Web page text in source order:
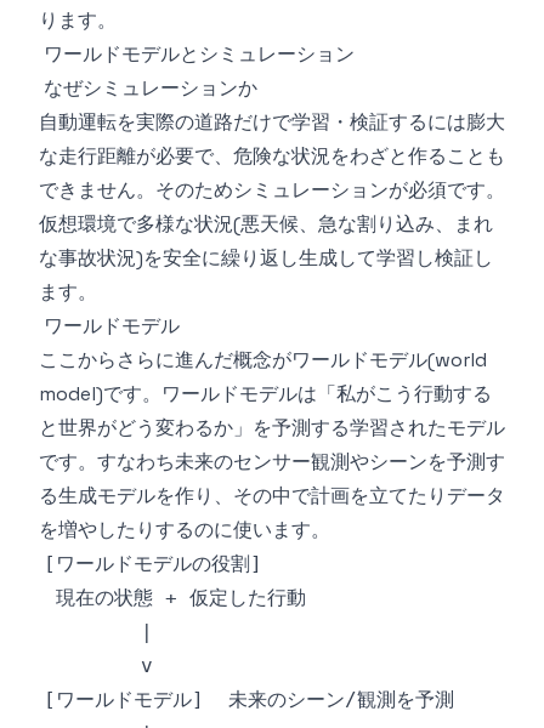
ります。
ワールドモデルとシミュレーション
なぜシミュレーションか
自動運転を実際の道路だけで学習・検証するには膨大
な走行距離が必要で、危険な状況をわざと作ることも
できません。そのためシミュレーションが必須です。
仮想環境で多様な状況(悪天候、急な割り込み、まれ
な事故状況)を安全に繰り返し生成して学習し検証し
ます。
ワールドモデル
ここからさらに進んだ概念がワールドモデル(world
model)です。ワールドモデルは「私がこう行動する
と世界がどう変わるか」を予測する学習されたモデル
です。すなわち未来のセンサー観測やシーンを予測す
る生成モデルを作り、その中で計画を立てたりデータ
を増やしたりするのに使います。